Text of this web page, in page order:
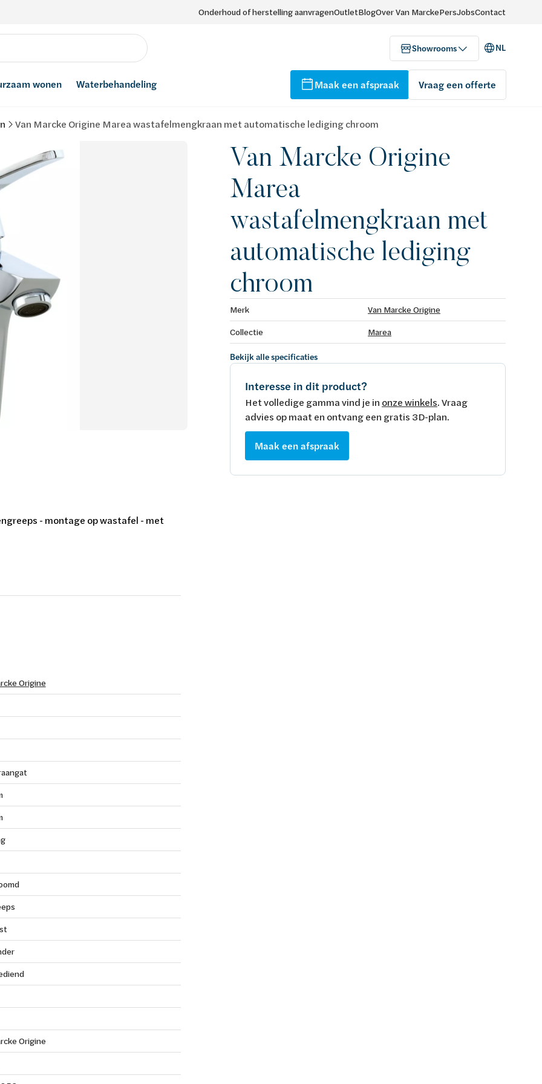
Onderhoud of herstelling aanvragenOutletBlogOver Van MarckePersJobsContact
Showrooms NL
wonen Waterbehandeling Maak een afspraak Vraag een offerte
Van Marcke Origine Marea wastafelmengkraan met automatische lediging chroom
Van Marcke Origine
Marea
wastafelmengkraan met
automatische lediging
chroom
Merk
Van Marcke Origine
Collectie
Marea
Bekijk alle specificaties
Interesse in dit product?
Het volledige gamma vind je in onze winkels. Vraag
advies op maat en ontvang een gratis 3D-plan.
Maak een afspraak
- montage op wastafel - met
Origine
Origine